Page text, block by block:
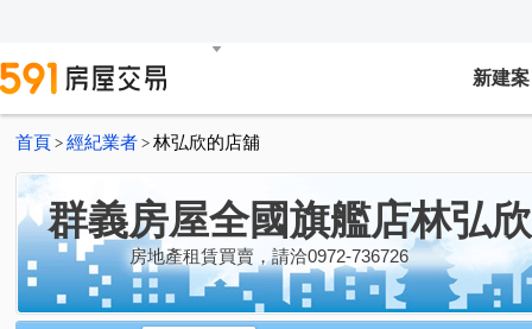
新建案
首頁 > 經紀業者 > 林弘欣的店舖
群義房屋全國旗艦店林弘欣
房地產租賃買賣，請洽0972-736726